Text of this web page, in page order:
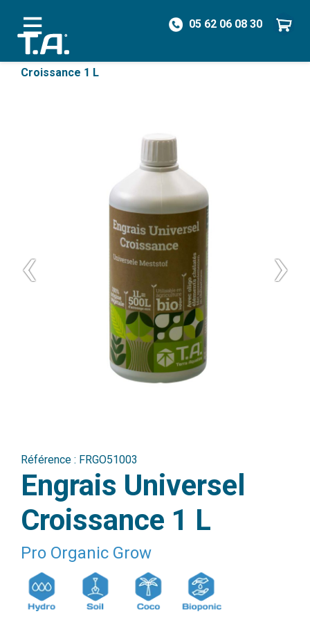
05 62 06 08 30
/ Engrais
Croissance 1 L
‹ ›
Référence : FRGO51003
Engrais Universel
Croissance 1 L
Pro Organic Grow